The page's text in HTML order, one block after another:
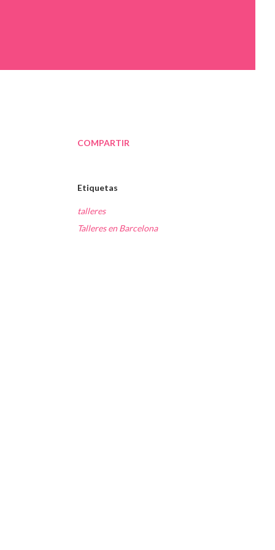
COMPARTIR
Etiquetas
talleres
Talleres en Barcelona